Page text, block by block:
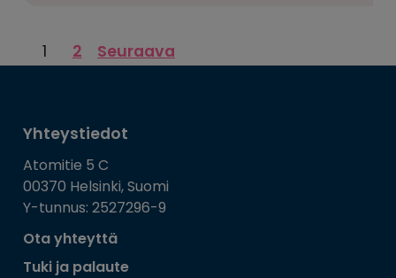
Artikkelien
1 2 Seuraava
Yhteystiedot
Atomitie 5 C
00370 Helsinki, Suomi
Y-tunnus: 2527296-9
Ota yhteyttä
Tuki ja palaute